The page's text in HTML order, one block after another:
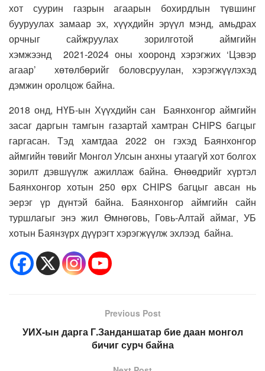
хот суурин газрын агаарын бохирдлын түвшинг
бууруулах замаар эх, хүүхдийн эрүүл мэнд, амьдрах
орчныг сайжруулах зорилготой аймгийн
хэмжээнд 2021-2024 оны хооронд хэрэгжих ‘Цэвэр
агаар’ хөтөлбөрийг боловсруулан, хэрэгжүүлэхэд
дэмжин оролцож байна.
2018 онд, НҮБ-ын Хүүхдийн сан Баянхонгор аймгийн
засаг даргын тамгын газартай хамтран CHIPS багцыг
гаргасан. Тэд хамтдаа 2022 он гэхэд Баянхонгор
аймгийн төвийг Монгол Улсын анхны утаагүй хот болгох
зорилт дэвшүүлж ажиллаж байна. Өнөөдрийг хүртэл
Баянхонгор хотын 250 өрх CHIPS багцыг авсан нь
эерэг үр дүнтэй байна. Баянхонгор аймгийн сайн
туршлагыг энэ жил Өмнөговь, Говь-Алтай аймаг, УБ
хотын Баянзүрх дүүрэгт хэрэгжүүлж эхлээд байна.
Previous Post
УИХ-ын дарга Г.Занданшатар бие даан монгол
бичиг сурч байна